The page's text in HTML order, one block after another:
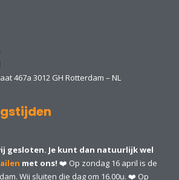
467a 3012 GH Rotterdam – NL
gesloten. Je kunt dan natuurlijk wel
met ons! ❤️ Op zondag 16 april is de
Wij sluiten die dag om 16.00u. ❤️ Op